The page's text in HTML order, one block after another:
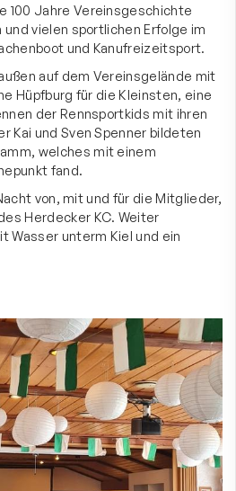
100 Jahre Vereinsgeschichte
vielen sportlichen Erfolge im
und Kanufreizeitsport.
auf dem Vereinsgelände mit
Hüpfburg für die Kleinsten, eine
der Rennsportkids mit ihren
Kai und Sven Spenner bildeten
welches mit einem
fand.
von, mit und für die Mitglieder,
Herdecker KC. Weiter
Wasser unterm Kiel und ein